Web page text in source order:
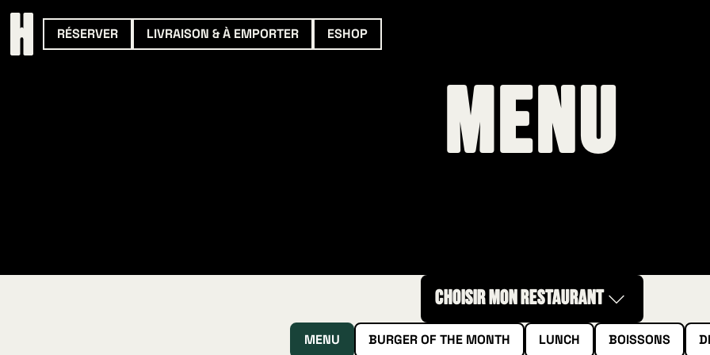
RÉSERVER LIVRAISON & À EMPORTER ESHOP
Menu
CHOISIR MON RESTAURANT
MENU BURGER OF THE MONTH LUNCH BOISSONS